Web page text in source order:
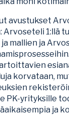
avustukset
Arvoseteli 1:llä
mallien ja
korvataan,
PK-yrityksille
ja